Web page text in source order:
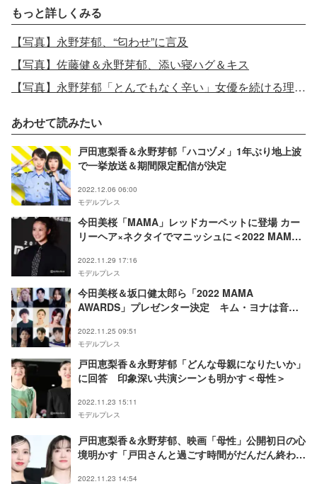
もっと詳しくみる
【写真】永野芽郁、“匂わせ”に言及
【写真】佐藤健＆永野芽郁、添い寝ハグ＆キス
【写真】永野芽郁「とんでもなく辛い」女優を続ける理由、掴んだ答え
あわせて読みたい
戸田恵梨香＆永野芽郁「ハコヅメ」1年ぶり地上波
で一挙放送＆期間限定配信が決定
2022.12.06 06:00
モデルプレス
今田美桜「MAMA」レッドカーペットに登場 カー
リーヘア×ネクタイでマニッシュに＜2022 MAMA
2022.11.29 17:16
モデルプレス
今田美桜＆坂口健太郎ら「2022 MAMA
AWARDS」プレゼンター決定 キム・ヨナは音楽
2022.11.25 09:51
モデルプレス
戸田恵梨香＆永野芽郁「どんな母親になりたいか」
に回答 印象深い共演シーンも明かす＜母性＞
2022.11.23 15:11
モデルプレス
戸田恵梨香＆永野芽郁、映画「母性」公開初日の心
境明かす「戸田さんと過ごす時間がだんだん終わり
2022.11.23 14:54